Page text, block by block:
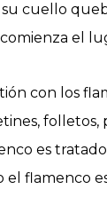
cuello
el
con los
folletos,
es
el flamenco